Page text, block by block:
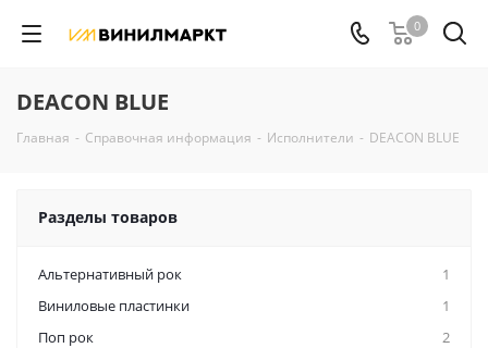
0
DEACON BLUE
Главная - Справочная информация - Исполнители - DEACON BLUE
Разделы товаров
Альтернативный рок
1
Виниловые пластинки
1
Поп рок
2